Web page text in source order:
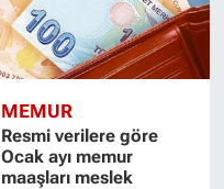
MEMUR
Resmi verilere göre
Ocak ayı memur
maaşları meslek